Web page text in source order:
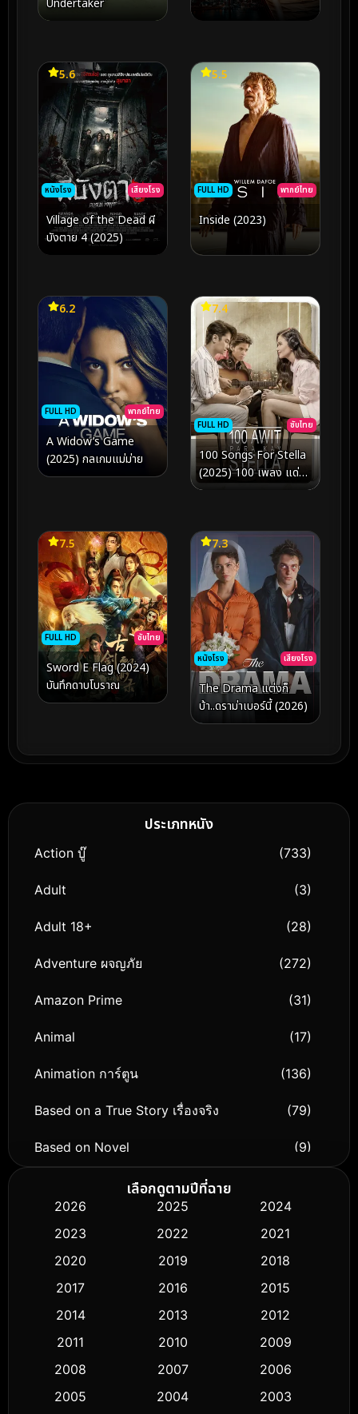
หนังโรง เสียงโรง
5.6
Village of the Dead ผี
บังตาย 4 (2025)
FULL HD พากย์ไทย
5.5
Inside (2023)
FULL HD พากย์ไทย
6.2
A Widow’s Game
(2025) กลเกมแม่ม่าย
FULL HD ซับไทย
7.4
100 Songs For Stella
(2025) 100 เพลง แด่ส
เตลล่า
FULL HD ซับไทย
7.5
Sword E Flag (2024)
บันทึกดาบโบราณ
หนังโรง เสียงโรง
7.3
The Drama แต่งก็
บ้า..ดราม่าเบอร์นี้ (2026)
ประเภทหนัง
Action บู๊ (733)
Adult (3)
Adult 18+ (28)
Adventure ผจญภัย (272)
Amazon Prime (31)
Animal (17)
Animation การ์ตูน (136)
Based on a True Story เรื่องจริง (79)
Based on Novel (9)
Biography ชีวิตจริง
Classic หนังคลาสสิก (50)
Comedy ตลก (426)
Crime อาชญากรรม (503)
Cult Film
เลือกดูตามปีที่ฉาย
2026 2025
2024
2023
2022
2021
2020
2019
2018
2017
2016
2015
2014
2013
2012
2011
2010
2009
2008
2007
2006
2005
2004
2003